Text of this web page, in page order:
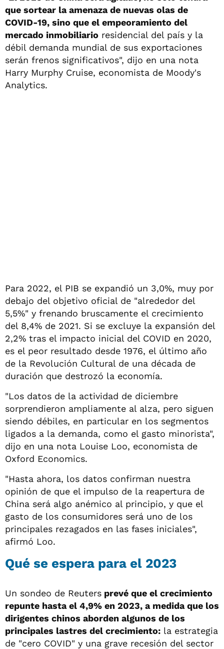
que sortear la amenaza de nuevas olas de
COVID-19, sino que el empeoramiento del
mercado inmobiliario residencial del país y la
débil demanda mundial de sus exportaciones
serán frenos significativos", dijo en una nota
Harry Murphy Cruise, economista de Moody's
Analytics.
Para 2022, el PIB se expandió un 3,0%, muy por
debajo del objetivo oficial de "alrededor del
5,5%" y frenando bruscamente el crecimiento
del 8,4% de 2021. Si se excluye la expansión del
2,2% tras el impacto inicial del COVID en 2020,
es el peor resultado desde 1976, el último año
de la Revolución Cultural de una década de
duración que destrozó la economía.
"Los datos de la actividad de diciembre
sorprendieron ampliamente al alza, pero siguen
siendo débiles, en particular en los segmentos
ligados a la demanda, como el gasto minorista",
dijo en una nota Louise Loo, economista de
Oxford Economics.
"Hasta ahora, los datos confirman nuestra
opinión de que el impulso de la reapertura de
China será algo anémico al principio, y que el
gasto de los consumidores será uno de los
principales rezagados en las fases iniciales",
afirmó Loo.
Qué se espera para el 2023
Un sondeo de Reuters prevé que el crecimiento
repunte hasta el 4,9% en 2023, a medida que los
dirigentes chinos aborden algunos de los
principales lastres del crecimiento: la estrategia
de "cero COVID" y una grave recesión del sector